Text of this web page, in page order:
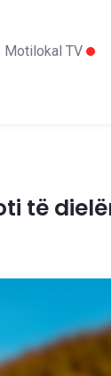
Motilokal TV
të